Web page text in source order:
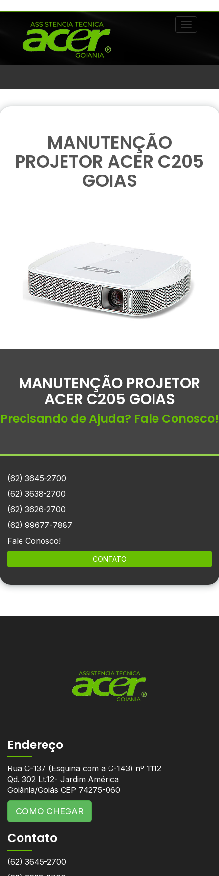
Alternar
MANUTENÇÃO
PROJETOR ACER C205
GOIAS
MANUTENÇÃO PROJETOR
ACER C205 GOIAS
Precisando de Ajuda? Fale Conosco!
(62) 3645-2700
(62) 3638-2700
(62) 3626-2700
(62) 99677-7887
Fale Conosco!
CONTATO
Endereço
Rua C-137 (Esquina com a C-143) nº 1112
Qd. 302 Lt.12- Jardim América
Goiânia/Goiás CEP 74275-060
COMO CHEGAR
Contato
(62) 3645-2700